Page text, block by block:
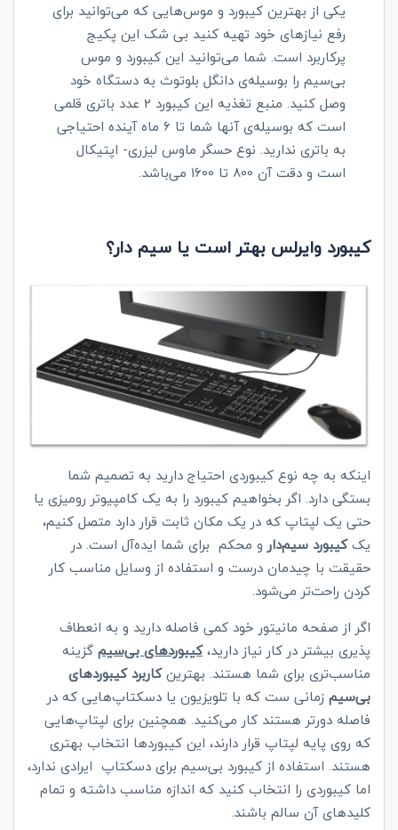
یکی از بهترین کیبورد و موس‌هایی که می‌توانید برای
رفع نیازهای خود تهیه کنید بی شک این پکیج
پرکاربرد است. شما می‌توانید این کیبورد و موس
بی‌سیم را بوسیله‌ی دانگل بلوتوث به دستگاه خود
وصل کنید. منبع تغذیه این کیبورد 2 عدد باتری قلمی
است که بوسیله‌ی آنها شما تا 6 ماه آینده احتیاجی
به باتری ندارید. نوع حسگر ماوس لیزری- اپتیکال
است و دقت آن 800 تا 1600 می‌باشد.
کیبورد وایرلس بهتر است یا سیم دار؟
اینکه به چه نوع کیبوردی احتیاج دارید به تصمیم شما
بستگی دارد. اگر بخواهیم کیبورد را به یک کامپیوتر رومیزی یا
حتی یک لپتاپ که در یک مکان ثابت قرار دارد متصل کنیم،
یککیبورد سیم‌دار و محکم برای شما ایده‌آل است. در
حقیقت با چیدمان درست و استفاده از وسایل مناسب کار
کردن راحت‌تر می‌شود.
اگر از صفحه مانیتور خود کمی فاصله دارید و به انعطاف
پذیری بیشتر در کار نیاز دارید،کیبوردهای بی‌سیمگزینه
مناسب‌تری برای شما هستند. بهترینکاربرد کیبوردهای
بی‌سیمزمانی ست که با تلویزیون یا دسکتاپ‌هایی که در
فاصله دورتر هستند کار می‌کنید. همچنین برای لپتاپ‌هایی
که روی پایه لپتاپ قرار دارند، این کیبوردها انتخاب بهتری
هستند. استفاده از کیبورد بی‌سیم برای دسکتاپ ایرادی ندارد،
اما کیبوردی را انتخاب کنید که اندازه مناسب داشته و تمام
کلیدهای آن سالم باشند.